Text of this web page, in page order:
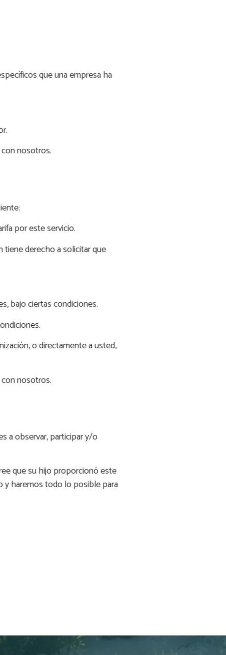
que una empresa ha
nosotros.
por este servicio.
tiene derecho a solicitar que
bajo ciertas condiciones.
o directamente a usted,
nosotros.
a observar, participar y/o
que su hijo proporcionó este
y haremos todo lo posible para